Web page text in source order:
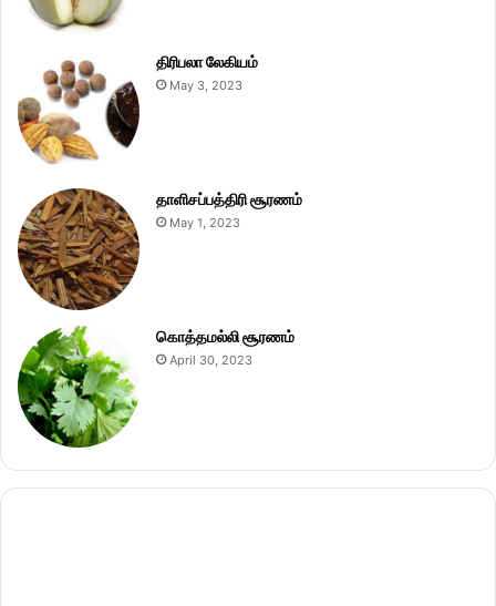
திரிபலா லேகியம்
May 3, 2023
தாளிசப்பத்திரி சூரணம்
May 1, 2023
கொத்தமல்லி சூரணம்
April 30, 2023